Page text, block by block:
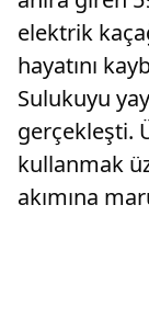
elektrik
hayatını
Sulukuyu
gerçekleşti.
kullanmak
akımına